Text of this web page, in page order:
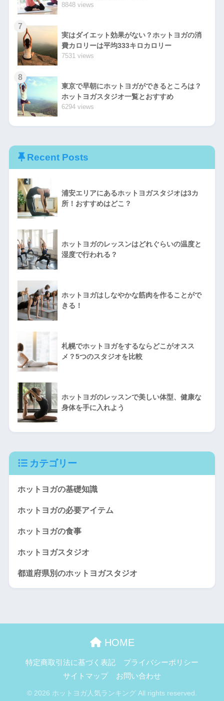
8848 views
7
実はダイエット効果がない？ホットヨガの消
費カロリーは平均333キロカロリー
7531 views
8
東京で早朝にホットヨガができるところは？
ホットヨガスタジオ一覧とおすすめ
6294 views
Recent Posts
浦安エリアにあるホットヨガスタジオは3カ
所！おすすめはどこ？
ホットヨガのレッスンはどれぐらいの温度と
湿度で行われる？
ホットヨガはしなやかな筋肉を作ることがで
きる！
札幌でホットヨガをするならどこがオスス
メ？5つのスタジオを比較
ホットヨガのレッスンで美しい体型、健康な
身体を手に入れよう
カテゴリー
ホットヨガの基礎知識
ホットヨガの必要アイテム
ホットヨガの食事
ホットヨガスタジオ
都道府県別のホットヨガスタジオ
HOME
特定商取引法に基づく表記
プライバシーポリシー
サイトマップ
お問い合わせ
© 2026 ホットヨガ人気ランキング All rights reserved.